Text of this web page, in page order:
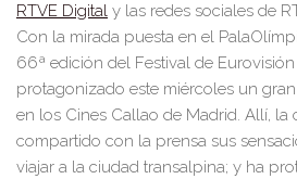
RTVE Digital y las redes sociales de
Con la mirada puesta en el
66ª edición del Festival de Eurovisión
protagonizado este miércoles un
en los Cines Callao de Madrid. Allí, la
compartido con la prensa sus
viajar a la ciudad transalpina; y ha